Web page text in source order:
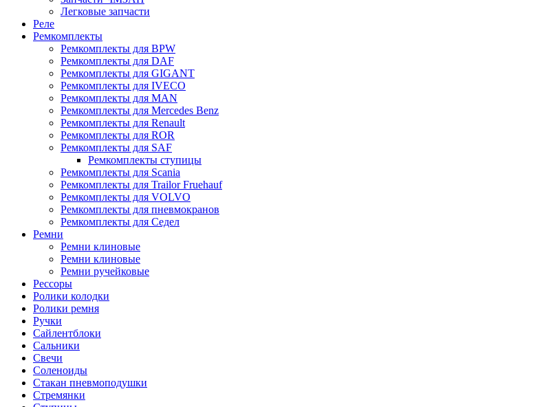
Легковые запчасти
Реле
Ремкомплекты
Ремкомплекты для BPW
Ремкомплекты для DAF
Ремкомплекты для GIGANT
Ремкомплекты для IVECO
Ремкомплекты для MAN
Ремкомплекты для Mercedes Benz
Ремкомплекты для Renault
Ремкомплекты для ROR
Ремкомплекты для SAF
Ремкомплекты ступицы
Ремкомплекты для Scania
Ремкомплекты для Trailor Fruehauf
Ремкомплекты для VOLVO
Ремкомплекты для пневмокранов
Ремкомплекты для Седел
Ремни
Ремни клиновые
Ремни клиновые
Ремни ручейковые
Рессоры
Ролики колодки
Ролики ремня
Ручки
Сайлентблоки
Сальники
Свечи
Соленоиды
Стакан пневмоподушки
Стремянки